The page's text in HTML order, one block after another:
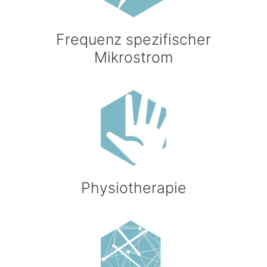
Frequenz spezifischer
Mikrostrom
Physiotherapie